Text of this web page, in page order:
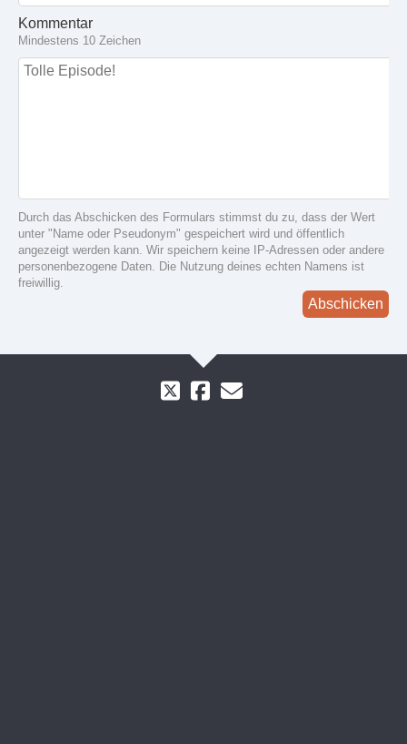
Kommentar
Mindestens 10 Zeichen
Durch das Abschicken des Formulars stimmst du zu, dass der Wert
unter "Name oder Pseudonym" gespeichert wird und öffentlich
angezeigt werden kann. Wir speichern keine IP-Adressen oder andere
personenbezogene Daten. Die Nutzung deines echten Namens ist
freiwillig.
Abschicken